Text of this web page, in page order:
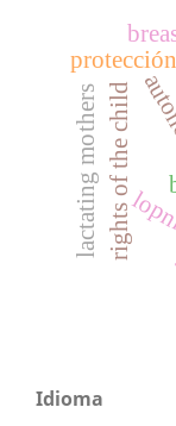
rights of the child
lactating mothers
Idioma